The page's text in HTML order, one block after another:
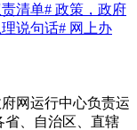
清单# 政策，政府
说句话# 网上办
网运行中心负责运
省、自治区、直辖